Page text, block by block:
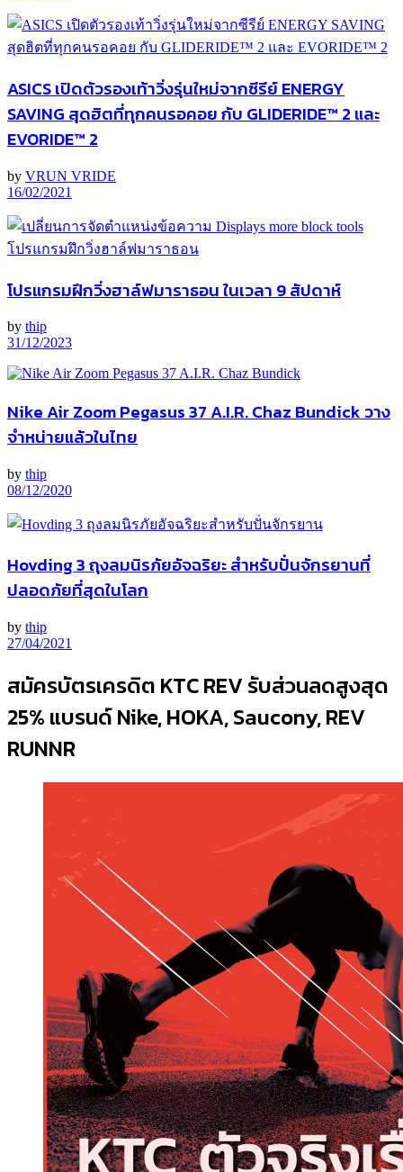
ASICS เปิดตัวรองเท้าวิ่งรุ่นใหม่จากซีรีย์ ENERGY
SAVING สุดฮิตที่ทุกคนรอคอย กับ GLIDERIDE™ 2 และ
EVORIDE™ 2
by VRUN VRIDE
16/02/2021
โปรแกรมฝึกวิ่งฮาล์ฟมาราธอน ในเวลา 9 สัปดาห์
by thip
31/12/2023
Nike Air Zoom Pegasus 37 A.I.R. Chaz Bundick วาง
จำหน่ายแล้วในไทย
by thip
08/12/2020
Hovding 3 ถุงลมนิรภัยอัจฉริยะ สำหรับปั่นจักรยานที่
ปลอดภัยที่สุดในโลก
by thip
27/04/2021
สมัครบัตรเครดิต KTC REV รับส่วนลดสูงสุด
25% แบรนด์ Nike, HOKA, Saucony, REV
RUNNR